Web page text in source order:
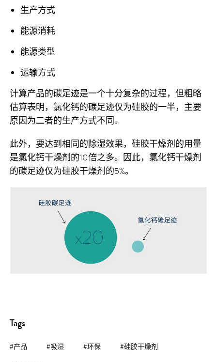
生产方式
能源消耗
能源类型
运输方式
计算产品的碳足迹是一个十分复杂的过程，但粗略
估算表明，氯化钙的碳足迹仅为硅胶的一半，主要
原因为二者的生产方式不同。
此外，要达到相同的除湿效果，硅胶干燥剂的用量
是氯化钙干燥剂的10倍之多。因此，氯化钙干燥剂
的碳足迹仅为硅胶干燥剂的5%。
Tags
#产品 #吸湿 #环保 #硅胶干燥剂